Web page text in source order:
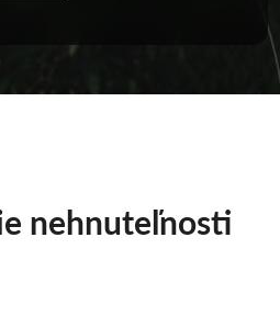
nehnuteľnosti